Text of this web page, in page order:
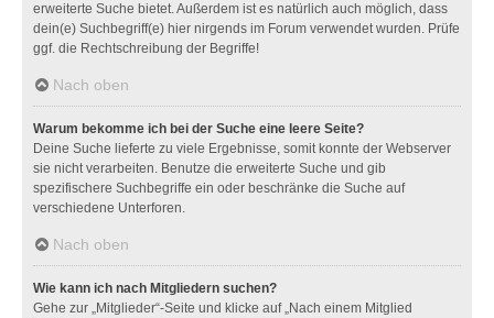
erweiterte Suche bietet. Außerdem ist es natürlich auch möglich, dass
dein(e) Suchbegriff(e) hier nirgends im Forum verwendet wurden. Prüfe
ggf. die Rechtschreibung der Begriffe!
Nach oben
Warum bekomme ich bei der Suche eine leere Seite?
Deine Suche lieferte zu viele Ergebnisse, somit konnte der Webserver
sie nicht verarbeiten. Benutze die erweiterte Suche und gib
spezifischere Suchbegriffe ein oder beschränke die Suche auf
verschiedene Unterforen.
Nach oben
Wie kann ich nach Mitgliedern suchen?
Gehe zur „Mitglieder“-Seite und klicke auf „Nach einem Mitglied